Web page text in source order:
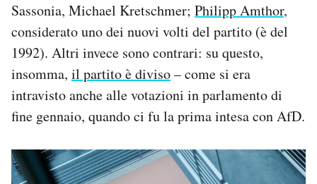
Sassonia, Michael Kretschmer; Philipp Amthor,
considerato uno dei nuovi volti del partito (è del
1992). Altri invece sono contrari: su questo,
insomma, il partito è diviso– come si era
intravisto anche alle votazioni in parlamento di
fine gennaio, quando ci fu la prima intesa con AfD.